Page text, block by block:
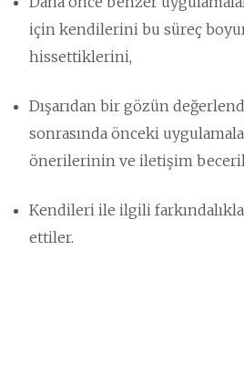
için kendilerini bu süreç
hissettiklerini,
Dışarıdan bir gözün
sonrasında önceki
önerilerinin ve iletişim
Kendileri ile ilgili
ettiler.